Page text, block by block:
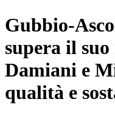
Gubbio-
supera il
Damiani e
qualità e